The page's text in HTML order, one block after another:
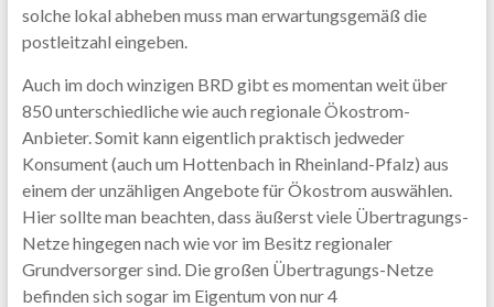
solche lokal abheben muss man erwartungsgemäß die
postleitzahl eingeben.
Auch im doch winzigen BRD gibt es momentan weit über
850 unterschiedliche wie auch regionale Ökostrom-
Anbieter. Somit kann eigentlich praktisch jedweder
Konsument (auch um Hottenbach in Rheinland-Pfalz) aus
einem der unzähligen Angebote für Ökostrom auswählen.
Hier sollte man beachten, dass äußerst viele Übertragungs-
Netze hingegen nach wie vor im Besitz regionaler
Grundversorger sind. Die großen Übertragungs-Netze
befinden sich sogar im Eigentum von nur 4